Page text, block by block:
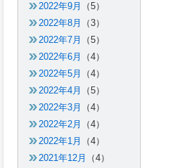
2022年9月
（5）
2022年8月
（3）
2022年7月
（5）
2022年6月
（4）
2022年5月
（4）
2022年4月
（5）
2022年3月
（4）
2022年2月
（4）
2022年1月
（4）
2021年12月
（4）